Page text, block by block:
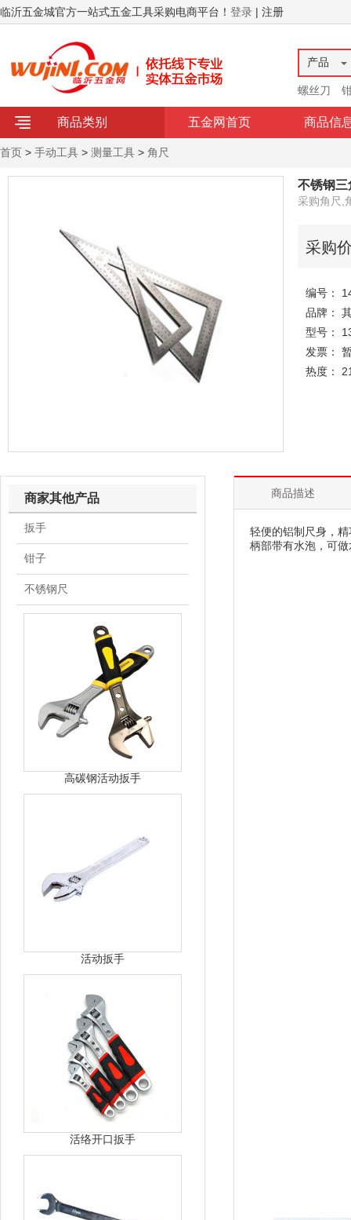
临沂五金城官方一站式五金工具采购电商平台！ 登录 | 注册
产品
螺丝刀
商品类别 五金网首页 商品信
首页 > 手动工具 > 测量工具 > 角尺
不锈钢三
采购角尺,
采购
编号：
品牌：
型号：
发票：
热度：
商品描述
轻便的铝制尺身，
柄部带有水泡，可
商家其他产品
扳手
钳子
不锈钢尺
高碳钢活动扳手
活动扳手
活络开口扳手